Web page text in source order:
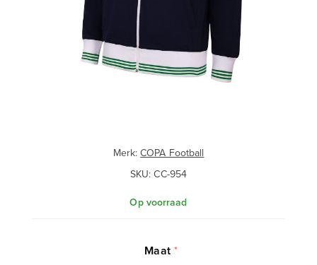
Merk: COPA Football
SKU: CC-954
Op voorraad
Maat*